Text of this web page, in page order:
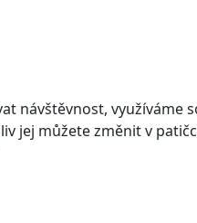
návštěvnost, využíváme
jej můžete změnit v